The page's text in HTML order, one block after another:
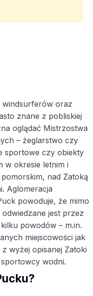
windsurferów oraz
znane z pobliskiej
oglądać Mistrzostwa
– żeglarstwo czy
sportowe czy obiekty
w okresie letnim i
nad Zatoką
Aglomeracja
powoduje, że mimo
jest przez
powodów – m.in.
miejscowości jak
wyżej opisanej Zatoki
wodni.